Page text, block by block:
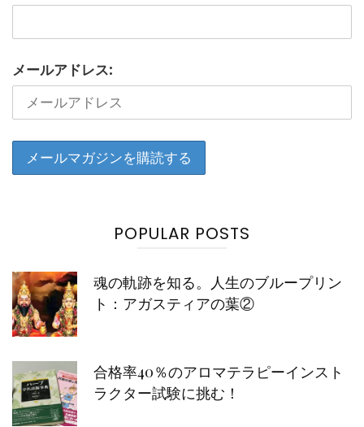
メールアドレス:
POPULAR POSTS
魂の軌跡を知る。人生のブループリン
ト：アガスティアの葉②
合格率40％のアロマテラピーインスト
ラクター試験に挑む！